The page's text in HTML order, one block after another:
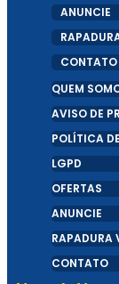
de
Startup
de
ANUNCIE
CONTATO
QUEM
AVISO DE
POLÍTICA
LGPD
OFERTAS
ANUNCIE
RAPADURA
CONTATO